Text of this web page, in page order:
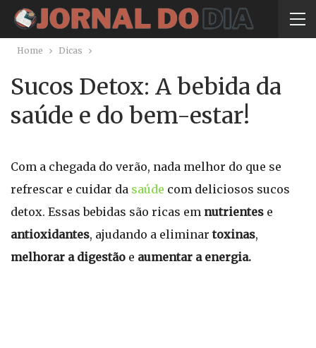
Home Dicas
Sucos Detox: A bebida da
saúde e do bem-estar!
Com a chegada do verão, nada melhor do que se
refrescar e cuidar da saúde com deliciosos sucos
detox. Essas bebidas são ricas em nutrientes e
antioxidantes, ajudando a eliminartoxinas,
melhorar a digestão e aumentar a energia.